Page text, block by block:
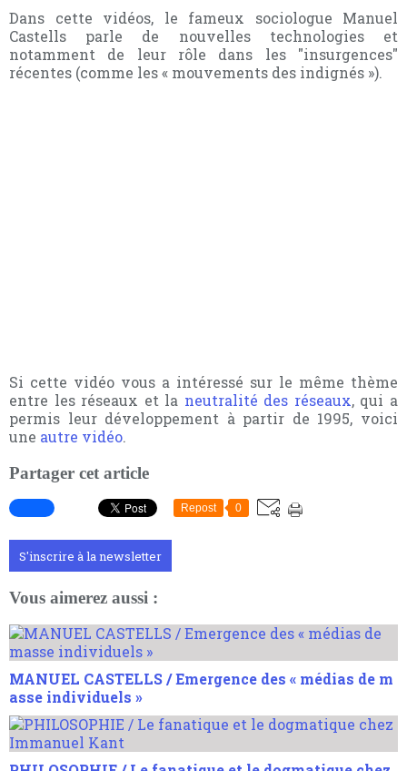
Dans cette vidéos, le fameux sociologue Manuel
Castells parle de nouvelles technologies et
notamment de leur rôle dans les "insurgences"
récentes (comme les « mouvements des indignés »).
Si cette vidéo vous a intéressé sur le même thème
entre les réseaux et la neutralité des réseaux, qui a
permis leur développement à partir de 1995, voici
une autre vidéo.
Partager cet article
Repost 0
S'inscrire à la newsletter
Vous aimerez aussi :
MANUEL CASTELLS / Emergence des « médias de m
asse individuels »